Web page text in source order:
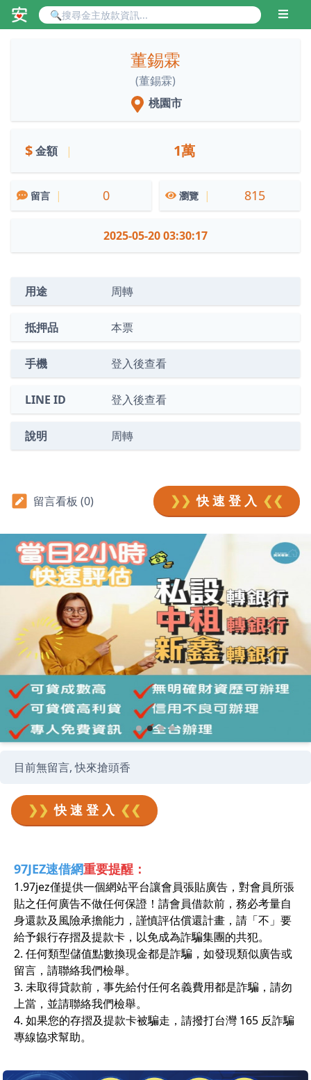
董錫霖
(董錫霖)
桃園市
$金額 | 1萬
留言 | 0 瀏覽 | 815
2025-05-20 03:30:17
用途 周轉
抵押品 本票
手機 登入後查看
LINE ID 登入後查看
說明 周轉
留言看板 (0) ❯❯ 快 速 登 入 ❮❮
目前無留言, 快來搶頭香
❯❯ 快 速 登 入 ❮❮
97JEZ速借網重要提醒：
1.97jez僅提供一個網站平台讓會員張貼廣告，對會員所張
貼之任何廣告不做任何保證！請會員借款前，務必考量自
身還款及風險承擔能力，謹慎評估償還計畫，請「不」要
給予銀行存摺及提款卡，以免成為詐騙集團的共犯。
2. 任何類型儲值點數換現金都是詐騙，如發現類似廣告或
留言，請聯絡我們檢舉。
3. 未取得貸款前，事先給付任何名義費用都是詐騙，請勿
上當，並請聯絡我們檢舉。
4. 如果您的存摺及提款卡被騙走，請撥打台灣 165 反詐騙
專線協求幫助。